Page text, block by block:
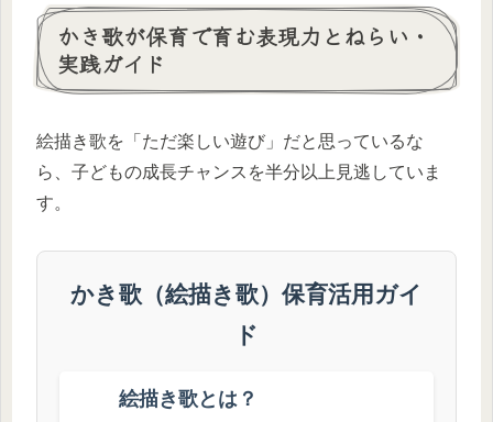
かき歌が保育で育む表現力とねらい・
実践ガイド
絵描き歌を「ただ楽しい遊び」だと思っているな
ら、子どもの成長チャンスを半分以上見逃していま
す。
かき歌（絵描き歌）保育活用ガイ
ド
絵描き歌とは？